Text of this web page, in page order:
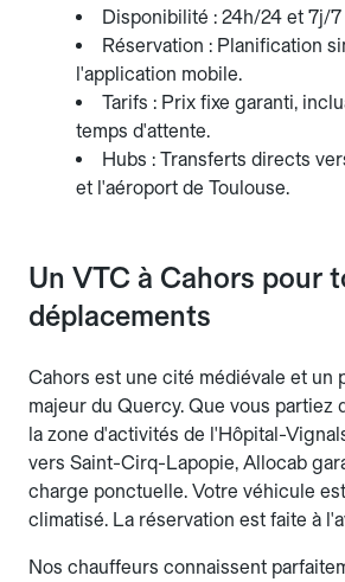
Disponibilité : 24h/24 et 7j/
Réservation : Planification
l'application mobile.
Tarifs : Prix fixe garanti,
temps d'attente.
Hubs : Transferts directs
et l'aéroport de Toulouse.
Un VTC à Cahors pour
déplacements
Cahors est une cité médiévale et un
majeur du Quercy. Que vous partiez
la zone d'activités de l'Hôpital-
vers Saint-Cirq-Lapopie, Allocab
charge ponctuelle. Votre véhicule
climatisé. La réservation est faite à
Nos chauffeurs connaissent